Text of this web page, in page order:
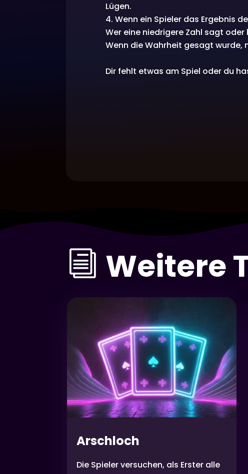
Lügen.
Wenn ein Spieler das Ergebnis
Wer eine niedrigere Zahl sagt
Wenn die Wahrheit gesagt wurde,
Dir fehlt etwas am Spiel oder du
i Weitere
Arschloch
Die Spieler versuchen, als Erster alle